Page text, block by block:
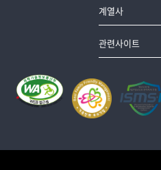
계열사
관련사이트